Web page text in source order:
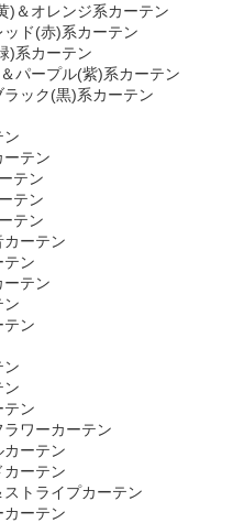
)＆オレンジ系カーテン
ッド(赤)系カーテン
)系カーテン
パープル(紫)系カーテン
ラック(黒)系カーテン
ン
ーテン
テン
テン
テン
ーテン
テン
ーテン
ン
テン
ン
ン
テン
ラワーカーテン
ーテン
カーテン
ストライプカーテン
ーテン